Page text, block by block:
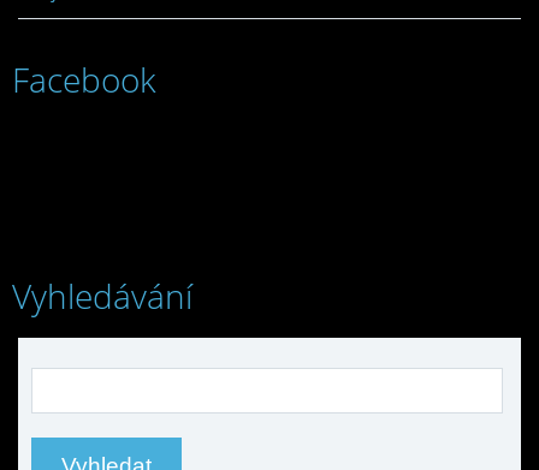
Facebook
Vyhledávání